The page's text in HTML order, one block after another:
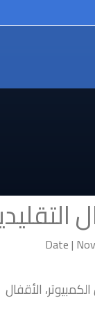
Date |
الأقفال